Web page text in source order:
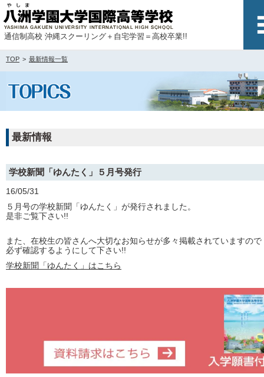
通信制高校 沖縄スクーリング＋自宅学習＝高校卒業!!
TOP 最新情報一覧
最新情報
学校新聞「ゆんたく」５月号発行
16/05/31
５月号の学校新聞「ゆんたく」が発行されました。
是非ご覧下さい!!
また、在校生の皆さんへ大切なお知らせが多々掲載されていますので
必ず確認するようにして下さい!!
学校新聞「ゆんたく」はこちら